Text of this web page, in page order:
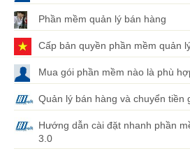
Phần mềm quản lý bán hàng
Cấp bản quyền phần mềm quản
Mua gói phần mềm nào là phù
Quản lý bán hàng và chuyển tiền
Hướng dẫn cài đặt nhanh phần
3.0